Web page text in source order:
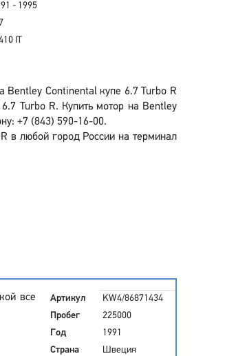
- 1995
IT
Bentley Continental купе 6.7 Turbo R
Turbo R. Купить мотор на Bentley
+7 (843) 590-16-00.
в любой город России на терминал
все
Артикул
KW4/86871434
Пробег
225000
Год
1991
Страна
Швеция